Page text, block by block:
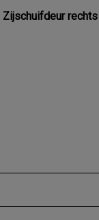
Zijschuifdeur rechts